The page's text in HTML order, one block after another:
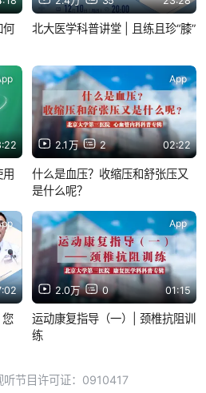
何
北大医学科普讲堂 | 且练且珍“膝”
2.1万 2 02:22
App
什么是血压？收缩压和舒张压又
是什么呢？
您
2.0万 0 01:15
App
运动康复指导（一）| 颈椎抗阻训
练
听节目许可证：0910417